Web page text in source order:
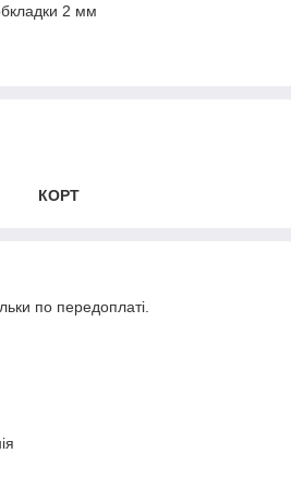
2 мм
КОРТ
по передоплаті.